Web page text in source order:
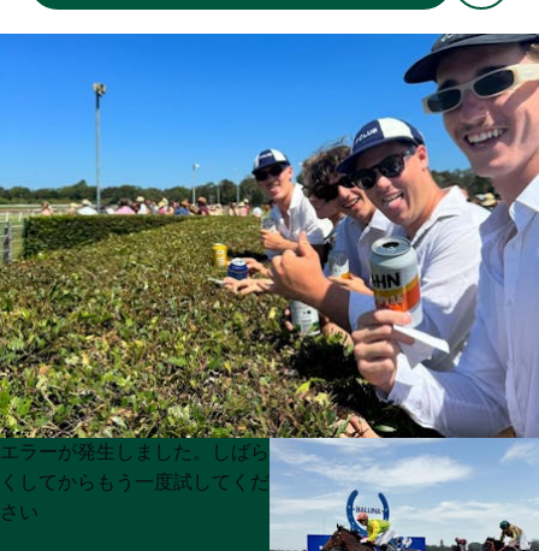
Product
List
Product
List
エラーが発生しました。しばら
くしてからもう一度試してくだ
さい